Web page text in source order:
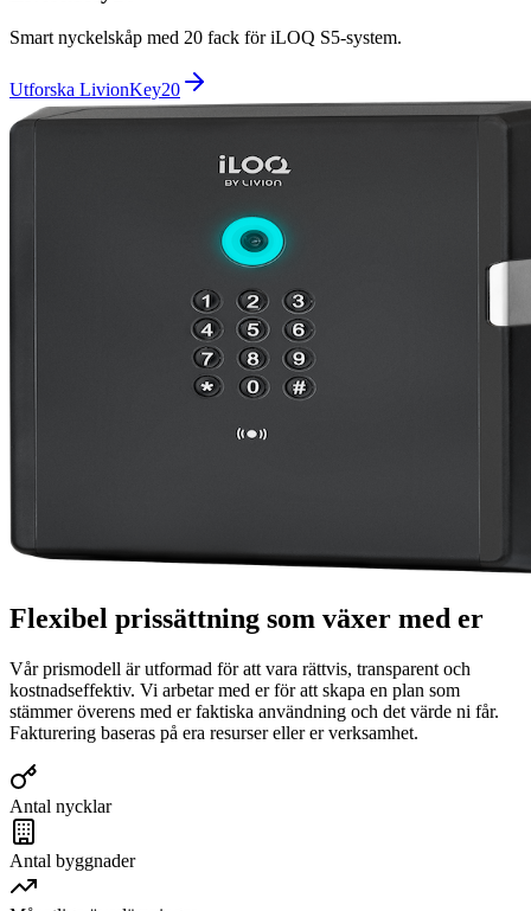
Smart nyckelskåp med 20 fack för iLOQ S5-system.
Utforska LivionKey20
Flexibel prissättning som växer med er
Vår prismodell är utformad för att vara rättvis, transparent och
kostnadseffektiv. Vi arbetar med er för att skapa en plan som
stämmer överens med er faktiska användning och det värde ni får.
Fakturering baseras på era resurser eller er verksamhet.
Antal nycklar
Antal byggnader